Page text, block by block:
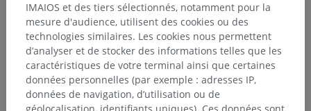
Neuroanatomie humaine
Traductions
IMAIOS et des tiers sélectionnés, notamment pour la
mesure d'audience, utilisent des cookies ou des
technologies similaires. Les cookies nous permettent
d’analyser et de stocker des informations telles que les
caractéristiques de votre terminal ainsi que certaines
données personnelles (par exemple : adresses IP,
données de navigation, d’utilisation ou de